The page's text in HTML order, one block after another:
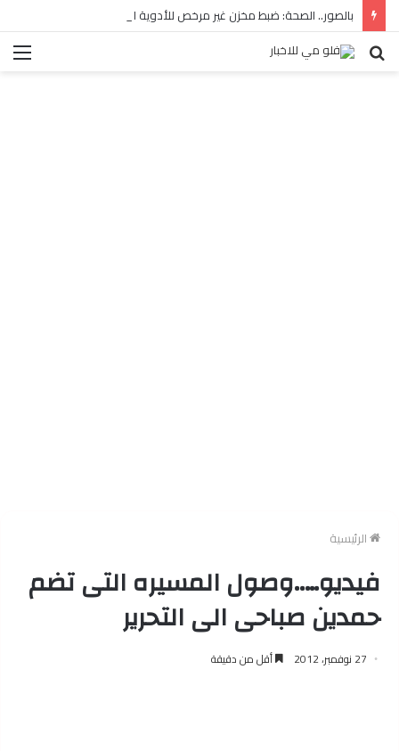
بالصور.. الصحة: ضبط مخزن غير مرخص للأدوية المهربة بالبساتين
بحث
الرئيسية
فيديو…..وصول المسيره التى تضم
حمدين صباحى الى التحرير
27 نوفمبر، 2012 أقل من دقيقة